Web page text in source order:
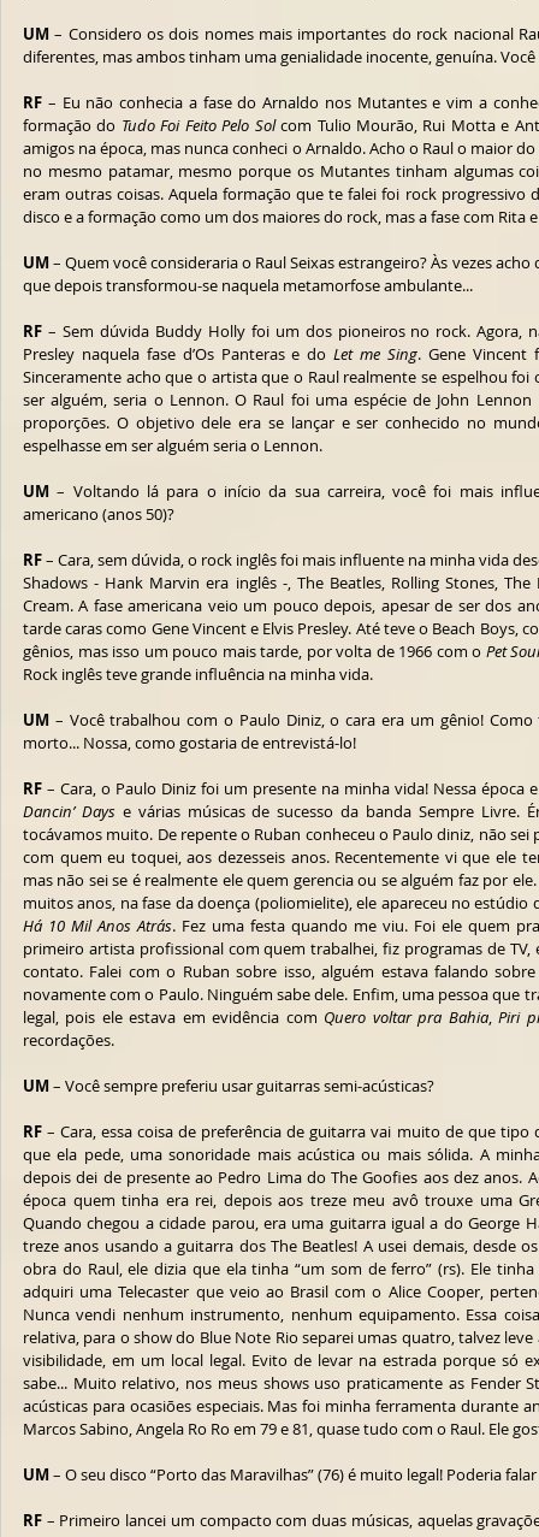
UM – Considero os dois nomes mais importantes do rock nacional
diferentes, mas ambos tinham uma genialidade inocente, genuína.
RF – Eu não conhecia a fase do Arnaldo nos Mutantes e vim a
formação do Tudo Foi Feito Pelo Sol com Tulio Mourão, Rui Motta e
amigos na época, mas nunca conheci o Arnaldo. Acho o Raul o maior
no mesmo patamar, mesmo porque os Mutantes tinham algumas
eram outras coisas. Aquela formação que te falei foi rock progressivo
disco e a formação como um dos maiores do rock, mas a fase com Rita
UM – Quem você consideraria o Raul Seixas estrangeiro? Às vezes
que depois transformou-se naquela metamorfose ambulante...
RF – Sem dúvida Buddy Holly foi um dos pioneiros no rock. Agora,
Presley naquela fase d’Os Panteras e do Let me Sing. Gene Vincent
Sinceramente acho que o artista que o Raul realmente se espelhou foi
ser alguém, seria o Lennon. O Raul foi uma espécie de John
proporções. O objetivo dele era se lançar e ser conhecido no
espelhasse em ser alguém seria o Lennon.
UM – Voltando lá para o início da sua carreira, você foi mais
americano (anos 50)?
RF – Cara, sem dúvida, o rock inglês foi mais influente na minha vida
Shadows - Hank Marvin era inglês -, The Beatles, Rolling Stones, The
Cream. A fase americana veio um pouco depois, apesar de ser dos
tarde caras como Gene Vincent e Elvis Presley. Até teve o Beach Boys,
gênios, mas isso um pouco mais tarde, por volta de 1966 com o Pet
Rock inglês teve grande influência na minha vida.
UM – Você trabalhou com o Paulo Diniz, o cara era um gênio!
morto... Nossa, como gostaria de entrevistá-lo!
RF
Dancin’ Days e várias músicas de sucesso da banda Sempre Livre.
tocávamos muito. De repente o Ruban conheceu o Paulo diniz, não
com quem eu toquei, aos dezesseis anos. Recentemente vi que ele
mas não sei se é realmente ele quem gerencia ou se alguém faz por
Há 10 Mil Anos Atrás. Fez uma festa quando me viu. Foi ele quem
primeiro artista profissional com quem trabalhei, fiz programas de
contato. Falei com o Ruban sobre isso, alguém estava falando
novamente com o Paulo. Ninguém sabe dele. Enfim, uma pessoa que
legal, pois ele estava em evidência com Quero voltar pra Bahia, Piri
recordações.
UM – Você sempre preferiu usar guitarras semi-acústicas?
RF – Cara, essa coisa de preferência de guitarra vai muito de que tipo
que ela pede, uma sonoridade mais acústica ou mais sólida. A
depois dei de presente ao Pedro Lima do The Goofies aos dez anos.
época quem tinha era rei, depois aos treze meu avô trouxe uma
Quando chegou a cidade parou, era uma guitarra igual a do George
treze anos usando a guitarra dos The Beatles! A usei demais, desde
obra do Raul, ele dizia que ela tinha “um som de ferro” (rs). Ele
adquiri uma Telecaster que veio ao Brasil com o Alice Cooper,
Nunca vendi nenhum instrumento, nenhum equipamento. Essa
relativa, para o show do Blue Note Rio separei umas quatro, talvez
visibilidade, em um local legal. Evito de levar na estrada porque só
sabe... Muito relativo, nos meus shows uso praticamente as Fender
acústicas para ocasiões especiais. Mas foi minha ferramenta durante
Marcos Sabino, Angela Ro Ro em 79 e 81, quase tudo com o Raul. Ele
UM – O seu disco “Porto das Maravilhas” (76) é muito legal! Poderia
RF – Primeiro lancei um compacto com duas músicas, aquelas